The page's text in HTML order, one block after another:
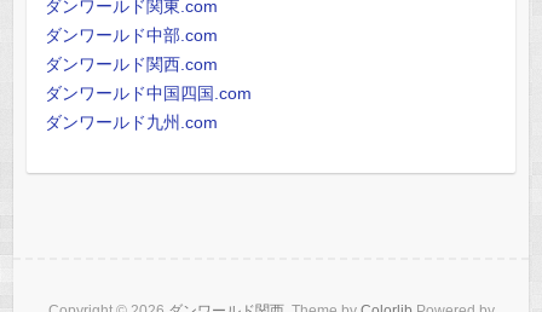
ダンワールド関東.com
ダンワールド中部.com
ダンワールド関西.com
ダンワールド中国四国.com
ダンワールド九州.com